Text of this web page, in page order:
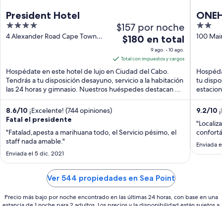
President Hotel
4
out
4 Alexander Road Cape Town
$157 por noche
El
es
de
$180
en
total
del
al
10
ago
$180 en total
9 ago. - 10 ago.
Total con impuestos y cargos
Hospédate en este hotel de lujo en Ciudad del Cabo.
Tendrás a tu disposición desayuno, servicio a la habitación
las 24 horas y gimnasio. Nuestros huéspedes destacan ...
8.6/10 ¡Excelente! (744 opiniones)
Fatal el presidente
"Fatalad,apesta a marihuana todo, el Servicio pésimo, el
staff nada amable."
Enviada el 5 dic. 2021
2
out
100
tu
...
9.2/10
Enviada
Ver 544 propiedades en Sea Point
Precio más bajo por noche encontrado en las últimas 24 horas, con base en una